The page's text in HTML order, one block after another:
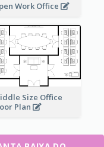
Work Office
Size Office
Plan